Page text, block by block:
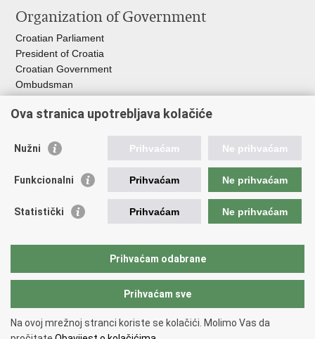
Organization of Government
Croatian Parliament
President of Croatia
Croatian Government
Ombudsman​
Useful links
ILO
CPII
ZOSI
ESF
Service for Social Partnership
Copyright © 2026 Ministry of Labour and Pension System
Ova stranica upotrebljava kolačiće
Nužni Prihvaćam Ne prihvaćam
Funkcionalni Prihvaćam Ne prihvaćam
Statistički Prihvaćam Ne prihvaćam
Prihvaćam odabrane
Prihvaćam sve
Na ovoj mrežnoj stranci koriste se kolačići. Molimo Vas da